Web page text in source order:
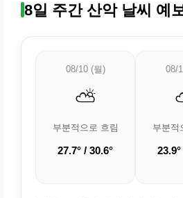
8일 주간 산악 날씨 예
08/10 (월)
⛅
부분적으로 흐림
27.7° / 30.6°
08/
부분적